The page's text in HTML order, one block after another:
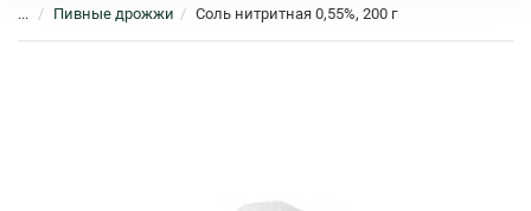
... Пивные дрожжи Соль нитритная 0,55%, 200 г